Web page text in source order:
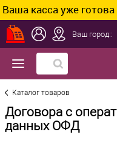
уже готова к ТС
Ваш город::
Каталог товаров
Договора с
данных ОФД